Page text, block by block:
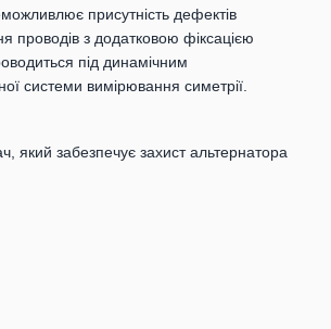
присутність дефектів
проводів з додатковою фіксацією
під динамічним
системи вимірювання симетрії.
який забезпечує захист альтернатора